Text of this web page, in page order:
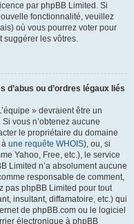
par phpBB Limited. Si
fonctionnalité, veuillez
où vous pourrez voter pour
suggérer les vôtres.
ou d’ordres légaux liés
» devraient être un
vous n’obtenez aucune
le propriétaire du domaine
à une requête WHOIS), ou, si
Yahoo, Free, etc.), le service
Limited n’a absolument aucune
responsable de comment,
pas phpBB Limited pour tout
insultant, diffamatoire, etc.) qui
de phpBB.com ou le logiciel
électronique à phpBB